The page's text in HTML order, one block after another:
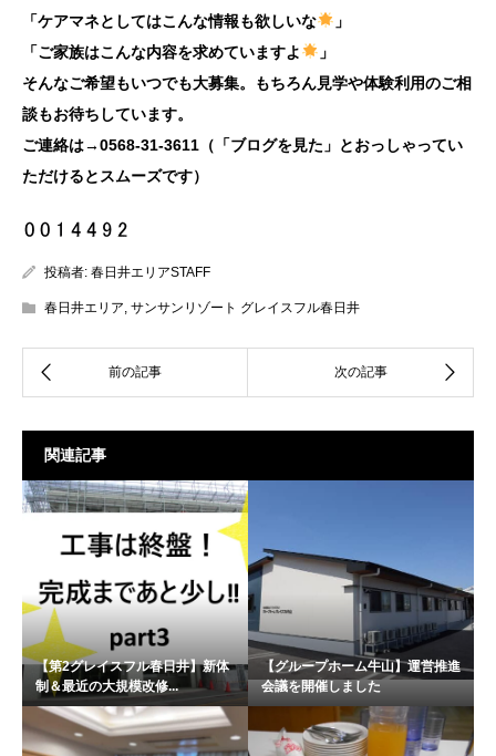
「ケアマネとしてはこんな情報も欲しいな
」
「ご家族はこんな内容を求めていますよ
」
そんなご希望もいつでも大募集。もちろん見学や体験利用のご相
談もお待ちしています。
ご連絡は→0568-31-3611（「ブログを見た」とおっしゃってい
ただけるとスムーズです）
投稿者: 春日井エリアSTAFF
春日井エリア サンサンリゾート グレイスフル春日井
関連記事
【第2グレイスフル春日井】新体
制＆最近の大規模改修...
【グループホーム牛山】運営推進
会議を開催しました